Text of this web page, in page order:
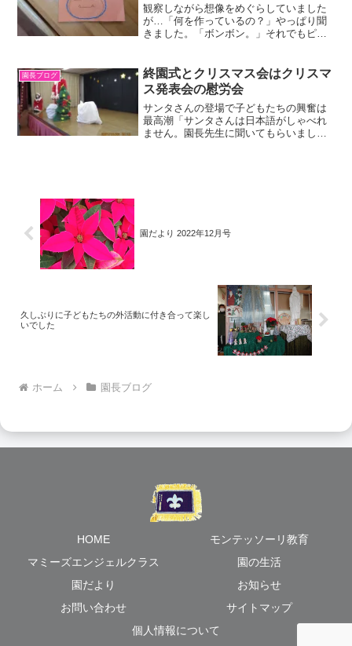
観察しながら想像をめぐらしていました
が…「何を作っているの？」やっぱり聞
きました。「ボンボン。」それでもピン
いている様子からは想像できないものだ
ったからです。これは補助...
園長ブログ
終園式とクリスマス会はクリスマ
ス発表会の慰労会
サンタさんの登場で子どもたちの興奮は
最高潮「サンタさんは日本語がしゃべれ
ません。園長先生に聞いてもらいましょ
園だより 2022年12月号
久しぶりに子どもたちの外活動に付き合って楽し
いでした
ホーム 園長ブログ
HOME
モンテッソーリ教育
マミーズエンジェルクラス
園の生活
園だより
お知らせ
お問い合わせ
サイトマップ
個人情報について